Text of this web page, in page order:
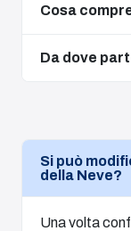
Cosa
Da dove
Si può
della Neve?
Una volta